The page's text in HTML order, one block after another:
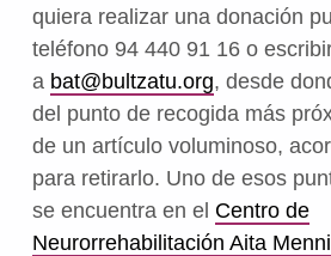
quiera realizar una donación
teléfono 94 440 91 16 o
a bat@bultzatu.org, desde
del punto de recogida más
de un artículo voluminoso,
para retirarlo. Uno de esos
se encuentra en el Centro de
Neurorrehabilitación Aita